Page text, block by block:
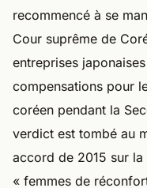
recommencé à se
Cour suprême de
entreprises
compensations pour
coréen pendant la
verdict est tombé au
accord de 2015 sur
« femmes de